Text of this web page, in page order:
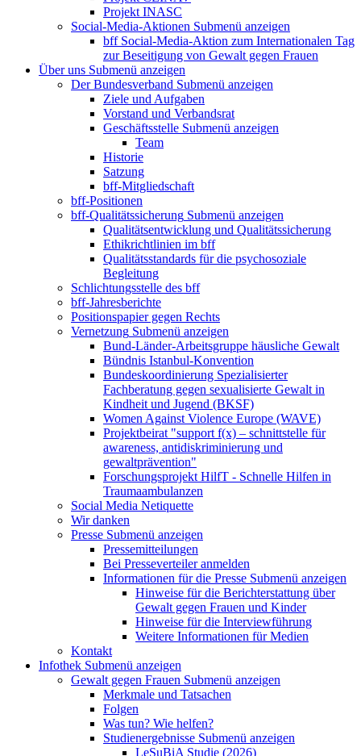
Projekt INASC
Social-Media-Aktionen Submenü anzeigen
bff Social-Media-Aktion zum Internationalen Tag
zur Beseitigung von Gewalt gegen Frauen
Über uns Submenü anzeigen
Der Bundesverband Submenü anzeigen
Ziele und Aufgaben
Vorstand und Verbandsrat
Geschäftsstelle Submenü anzeigen
Team
Historie
Satzung
bff-Mitgliedschaft
bff-Positionen
bff-Qualitätssicherung Submenü anzeigen
Qualitätsentwicklung und Qualitätssicherung
Ethikrichtlinien im bff
Qualitätsstandards für die psychosoziale
Begleitung
Schlichtungsstelle des bff
bff-Jahresberichte
Positionspapier gegen Rechts
Vernetzung Submenü anzeigen
Bund-Länder-Arbeitsgruppe häusliche Gewalt
Bündnis Istanbul-Konvention
Bundeskoordinierung Spezialisierter
Fachberatung gegen sexualisierte Gewalt in
Kindheit und Jugend (BKSF)
Women Against Violence Europe (WAVE)
Projektbeirat "support f(x) – schnittstelle für
awareness, antidiskriminierung und
gewaltprävention"
Forschungsprojekt HilfT - Schnelle Hilfen in
Traumaambulanzen
Social Media Netiquette
Wir danken
Presse Submenü anzeigen
Pressemitteilungen
Bei Presseverteiler anmelden
Informationen für die Presse Submenü anzeigen
Hinweise für die Berichterstattung über
Gewalt gegen Frauen und Kinder
Hinweise für die Interviewführung
Weitere Informationen für Medien
Kontakt
Infothek Submenü anzeigen
Gewalt gegen Frauen Submenü anzeigen
Merkmale und Tatsachen
Folgen
Was tun? Wie helfen?
Studienergebnisse Submenü anzeigen
LeSuBiA Studie (2026)